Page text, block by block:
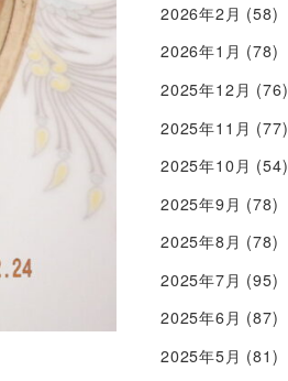
2026年2月 (58)
2026年1月 (78)
2025年12月 (76)
2025年11月 (77)
2025年10月 (54)
2025年9月 (78)
2025年8月 (78)
2025年7月 (95)
2025年6月 (87)
2025年5月 (81)